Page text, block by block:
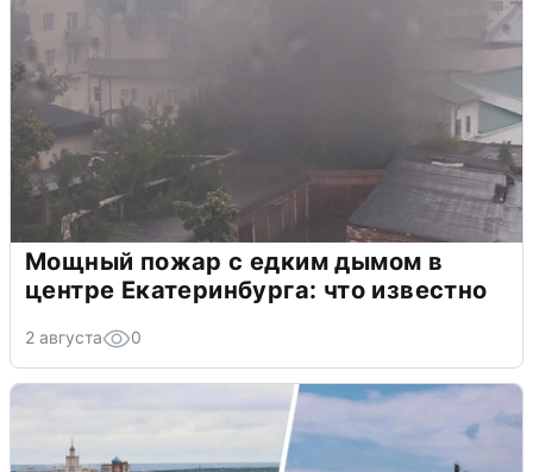
Мощный пожар с едким дымом в
центре Екатеринбурга: что известно
2 августа 0